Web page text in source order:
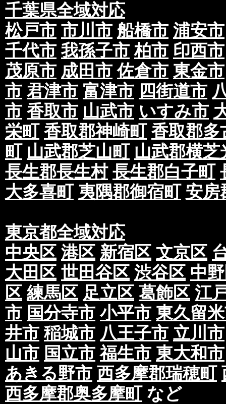
千葉県全域対応
松戸市 市川市 船橋市 浦安市
千代市 我孫子市 柏市 印西市
茂原市 成田市 佐倉市 東金市
市 君津市 富津市 四街道市
市 香取市 山武市 いすみ市
栄町 香取郡神崎町 香取郡多
町 山武郡芝山町 山武郡横芝
長生郡長生村 長生郡白子町
大多喜町 夷隅郡御宿町 安房
東京都全域対応
中央区 港区 新宿区 文京区
大田区 世田谷区 渋谷区 中
区 練馬区 足立区 葛飾区 江
市 国分寺市 小平市 東久留
井市 稲城市 八王子市 立川市
山市 国立市 福生市 東大和市
あきる野市 西多摩郡瑞穂町
西多摩郡奥多摩町など